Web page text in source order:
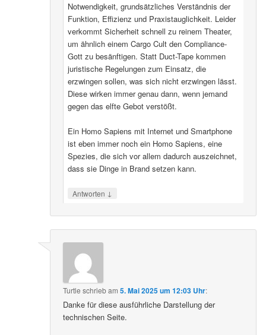
Notwendigkeit, grundsätzliches Verständnis der
Funktion, Effizienz und Praxistauglichkeit. Leider
verkommt Sicherheit schnell zu reinem Theater,
um ähnlich einem Cargo Cult den Compliance-
Gott zu besänftigen. Statt Duct-Tape kommen
juristische Regelungen zum Einsatz, die
erzwingen sollen, was sich nicht erzwingen lässt.
Diese wirken immer genau dann, wenn jemand
gegen das elfte Gebot verstößt.
Ein Homo Sapiens mit Internet und Smartphone
ist eben immer noch ein Homo Sapiens, eine
Spezies, die sich vor allem dadurch auszeichnet,
dass sie Dinge in Brand setzen kann.
Antworten ↓
Turtle schriebam5. Mai 2025 um 12:03 Uhr:
Danke für diese ausführliche Darstellung der
technischen Seite.